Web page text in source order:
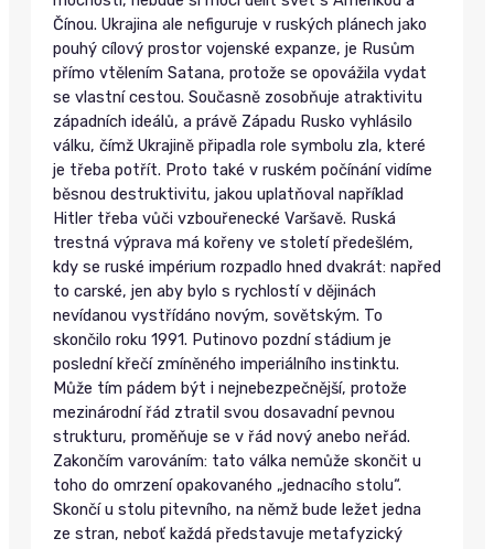
Čínou. Ukrajina ale nefiguruje v ruských plánech jako
pouhý cílový prostor vojenské expanze, je Rusům
přímo vtělením Satana, protože se opovážila vydat
se vlastní cestou. Současně zosobňuje atraktivitu
západních ideálů, a právě Západu Rusko vyhlásilo
válku, čímž Ukrajině připadla role symbolu zla, které
je třeba potřít. Proto také v ruském počínání vidíme
běsnou destruktivitu, jakou uplatňoval například
Hitler třeba vůči vzbouřenecké Varšavě. Ruská
trestná výprava má kořeny ve století předešlém,
kdy se ruské impérium rozpadlo hned dvakrát: napřed
to carské, jen aby bylo s rychlostí v dějinách
nevídanou vystřídáno novým, sovětským. To
skončilo roku 1991. Putinovo pozdní stádium je
poslední křečí zmíněného imperiálního instinktu.
Může tím pádem být i nejnebezpečnější, protože
mezinárodní řád ztratil svou dosavadní pevnou
strukturu, proměňuje se v řád nový anebo neřád.
Zakončím varováním: tato válka nemůže skončit u
toho do omrzení opakovaného „jednacího stolu“.
Skončí u stolu pitevního, na němž bude ležet jedna
ze stran, neboť každá představuje metafyzický